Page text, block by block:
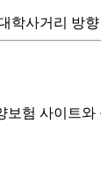
사거리 방
험 사이트